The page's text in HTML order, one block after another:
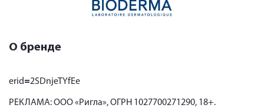
О бренде
erid=2SDnjeTYfEe
РЕКЛАМА: ООО «Ригла», ОГРН 1027700271290, 18+.